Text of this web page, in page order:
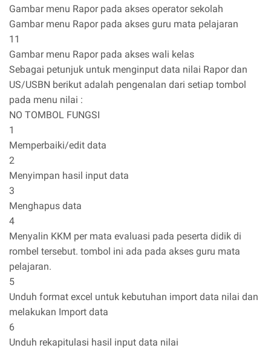
Gambar menu Rapor pada akses operator sekolah
Gambar menu Rapor pada akses guru mata pelajaran
11
Gambar menu Rapor pada akses wali kelas
Sebagai petunjuk untuk menginput data nilai Rapor dan
US/USBN berikut adalah pengenalan dari setiap tombol
pada menu nilai :
NO TOMBOL FUNGSI
1
Memperbaiki/edit data
2
Menyimpan hasil input data
3
Menghapus data
4
Menyalin KKM per mata evaluasi pada peserta didik di
rombel tersebut. tombol ini ada pada akses guru mata
pelajaran.
5
Unduh format excel untuk kebutuhan import data nilai dan
melakukan Import data
6
Unduh rekapitulasi hasil input data nilai